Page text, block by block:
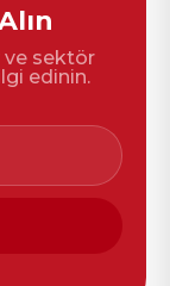
ve sektör
edinin.